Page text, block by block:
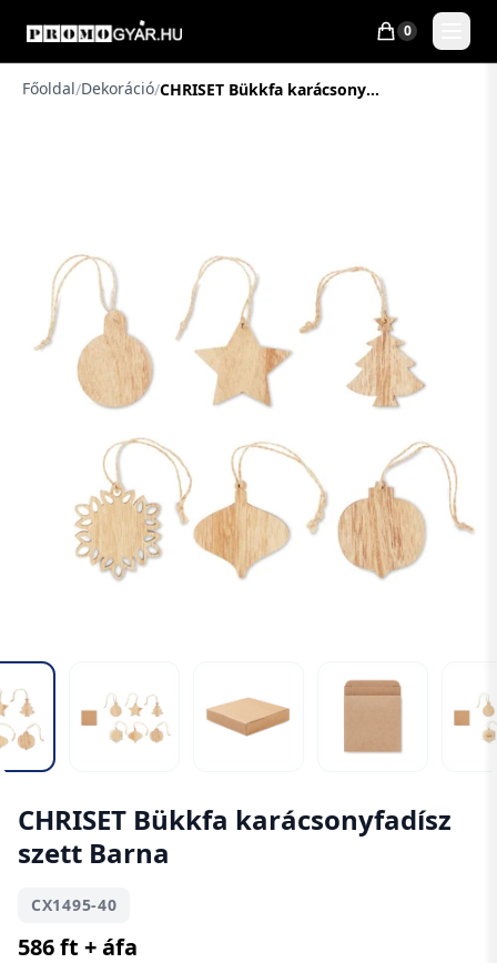
0
Főoldal/Dekoráció/ CHRISET Bükkfa karácsonyfadísz szett
CHRISET Bükkfa karácsonyfadísz
szett Barna
CX1495-40
586 ft + áfa